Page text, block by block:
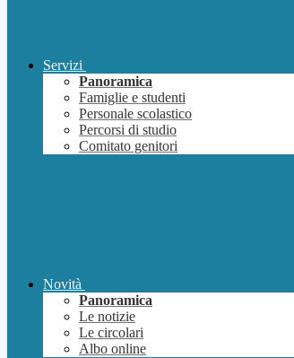
Servizi
Panoramica
Famiglie e studenti
Personale scolastico
Percorsi di studio
Comitato genitori
Novità
Panoramica
Le notizie
Le circolari
Albo online